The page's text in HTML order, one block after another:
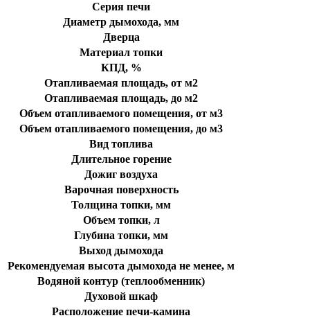
Серия печи
Диаметр дымохода, мм
Дверца
Материал топки
КПД, %
Отапливаемая площадь, от м2
Отапливаемая площадь, до м2
Объем отапливаемого помещения, от м3
Объем отапливаемого помещения, до м3
Вид топлива
Длительное горение
Дожиг воздуха
Варочная поверхность
Толщина топки, мм
Объем топки, л
Глубина топки, мм
Выход дымохода
Рекомендуемая высота дымохода не менее, м
Водяной контур (теплообменник)
Духовой шкаф
Расположение печи-камина